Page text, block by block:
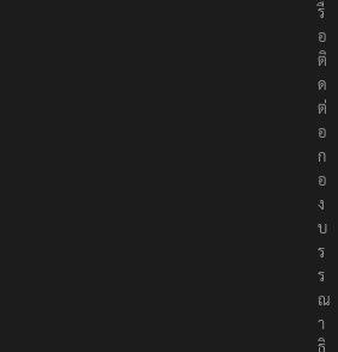
รื
อ
ติ
ด
ต่
อ
ก
อ
ง
บ
ร
ร
ณ
า
ธิ